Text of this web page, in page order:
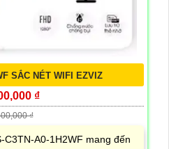
SẮC NÉT WIFI EZVIZ
₫
₫
C3TN-A0-1H2WF mang đến